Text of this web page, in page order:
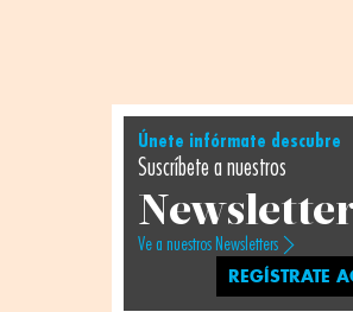
Únete infórmate descubre
Suscríbete a nuestros
Ve a nuestros Newsletters
REGÍSTRATE